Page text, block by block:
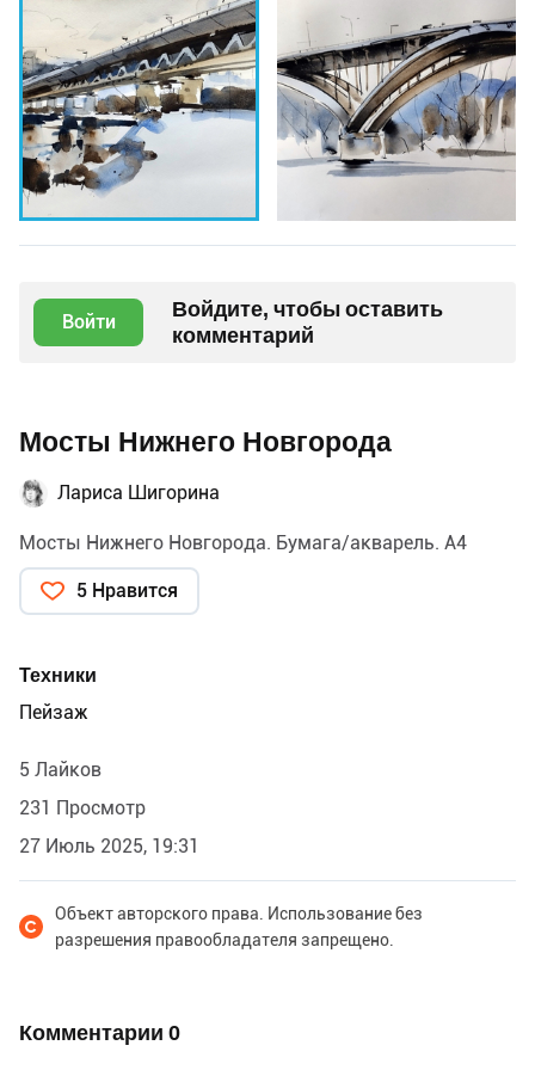
Войти
Войдите, чтобы оставить
комментарий
Мосты Нижнего Новгорода
Лариса Шигорина
Мосты Нижнего Новгорода. Бумага/акварель. А4
5 Нравится
Техники
Пейзаж
5 Лайков
231 Просмотр
27 Июль 2025, 19:31
Объект авторского права. Использование без
разрешения правообладателя запрещено.
Комментарии 0